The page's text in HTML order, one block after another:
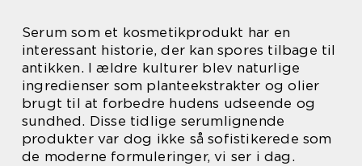
Serum som et kosmetikprodukt har en
interessant historie, der kan spores tilbage til
antikken. I ældre kulturer blev naturlige
ingredienser som planteekstrakter og olier
brugt til at forbedre hudens udseende og
sundhed. Disse tidlige serumlignende
produkter var dog ikke så sofistikerede som
de moderne formuleringer, vi ser i dag.